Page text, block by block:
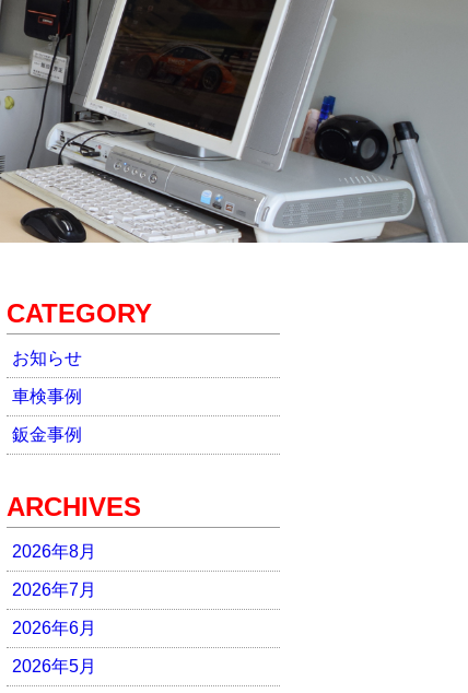
CATEGORY
お知らせ
車検事例
鈑金事例
ARCHIVES
2026年8月
2026年7月
2026年6月
2026年5月